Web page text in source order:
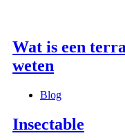
Wat is een
weten
Blog
Insectable